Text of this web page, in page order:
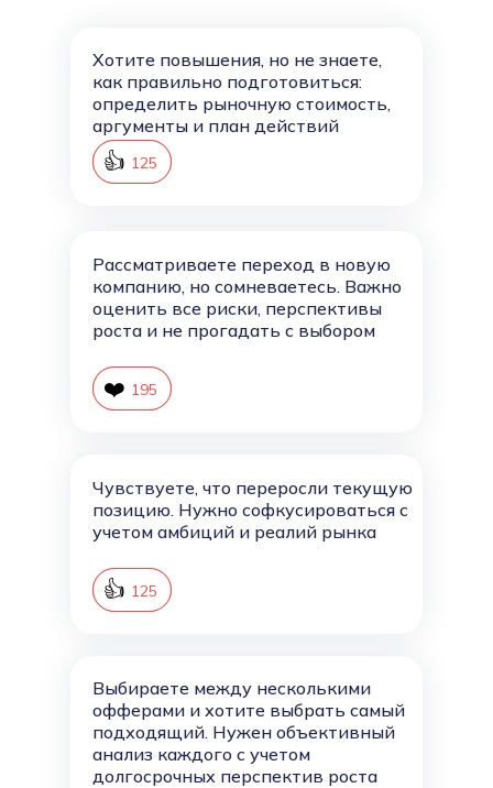
Хотите повышения, но не знаете,
как правильно подготовиться:
определить рыночную стоимость,
аргументы и план действий
Рассматриваете переход в новую
компанию, но сомневаетесь. Важно
оценить все риски, перспективы
роста и не прогадать с выбором
Выбираете между несколькими
офферами и хотите выбрать самый
подходящий. Нужен объективный
анализ каждого с учетом
долгосрочных перспектив роста
Чувствуете, что переросли текущую
позицию. Нужно софкусироваться с
учетом амбиций и реалий рынка
126
👍 125
196
❤️ 195
126
👍 125